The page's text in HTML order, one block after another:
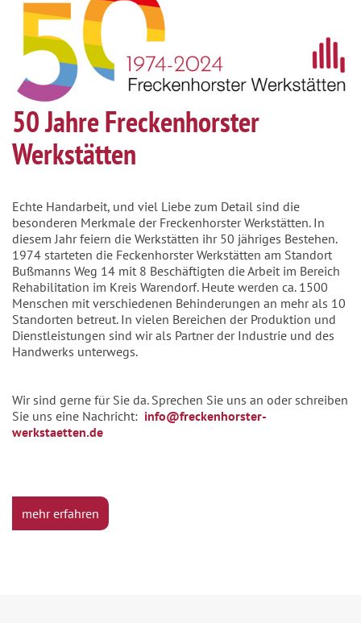
50 Jahre Freckenhorster
Werkstätten
Echte Handarbeit, und viel Liebe zum Detail sind die
besonderen Merkmale der Freckenhorster Werkstätten. In
diesem Jahr feiern die Werkstätten ihr 50 jähriges Bestehen.
1974 starteten die Feckenhorster Werkstätten am Standort
Bußmanns Weg 14 mit 8 Beschäftigten die Arbeit im Bereich
Rehabilitation im Kreis Warendorf. Heute werden ca. 1500
Menschen mit verschiedenen Behinderungen an mehr als 10
Standorten betreut. In vielen Bereichen der Produktion und
Dienstleistungen sind wir als Partner der Industrie und des
Handwerks unterwegs.
Wir sind gerne für Sie da. Sprechen Sie uns an oder schreiben
Sie uns eine Nachricht: info@freckenhorster-
werkstaetten.de
mehr erfahren